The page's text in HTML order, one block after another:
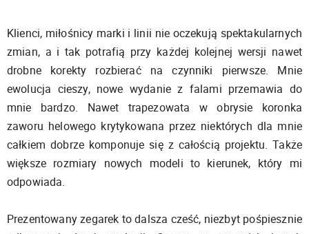
Klienci, miłośnicy marki i linii nie oczekują spektakularnych
zmian, a i tak potrafią przy każdej kolejnej wersji nawet
drobne korekty rozbierać na czynniki pierwsze. Mnie
ewolucja cieszy, nowe wydanie z falami przemawia do
mnie bardzo. Nawet trapezowata w obrysie koronka
zaworu helowego krytykowana przez niektórych dla mnie
całkiem dobrze komponuje się z całością projektu. Także
większe rozmiary nowych modeli to kierunek, który mi
odpowiada.
Prezentowany zegarek to dalsza cześć, niezbyt pośpiesznie